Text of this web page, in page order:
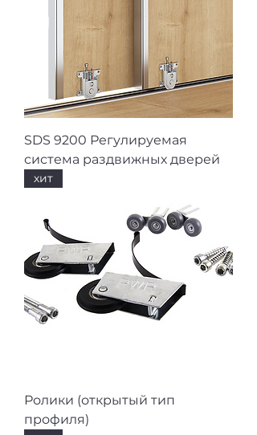
SDS 9200 Регулируемая
система раздвижных дверей
хит
Ролики (открытый тип
профиля)